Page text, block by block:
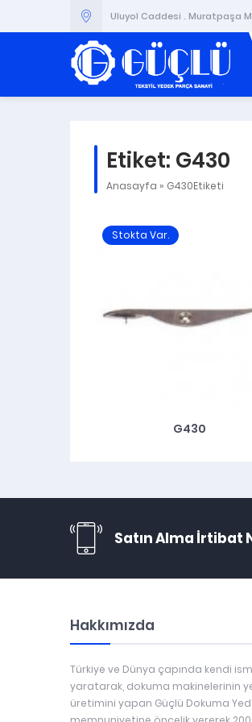
Uluyol Caddesi . Muratpaşa
Etiket: G430
Anasayfa » G430Etiketi
Stokta Var.
G430
Satın Alma İrtibat
Hakkımızda
Türkiye ve Dünya çapında kendi
yaratarak, dokuma makinelerinin
üretimini yapan Güçlü Dokuma